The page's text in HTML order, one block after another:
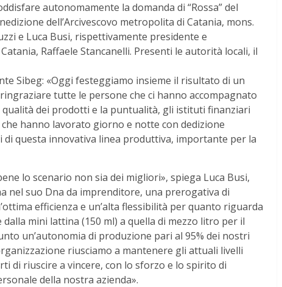
autonomamente la domanda di “Rossa” del
dell’Arcivescovo metropolita di Catania, mons.
e Luca Busi, rispettivamente presidente e
Raffaele Stancanelli. Presenti le autorità locali, il
Sibeg: «Oggi festeggiamo insieme il risultato di un
tutte le persone che ci hanno accompagnato
dei prodotti e la puntualità, gli istituti finanziari
hanno lavorato giorno e notte con dedizione
questa innovativa linea produttiva, importante per la
lo scenario non sia dei migliori», spiega Luca Busi,
nel suo Dna da imprenditore, una prerogativa di
efficienza e un’alta flessibilità per quanto riguarda
mini lattina (150 ml) a quella di mezzo litro per il
un’autonomia di produzione pari al 95% dei nostri
riusciamo a mantenere gli attuali livelli
di riuscire a vincere, con lo sforzo e lo spirito di
della nostra azienda».